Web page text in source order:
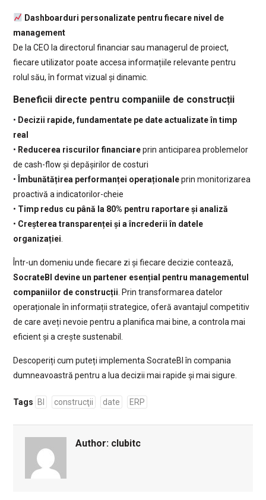
Dashboarduri personalizate pentru fiecare nivel de
management
De la CEO la directorul financiar sau managerul de proiect,
fiecare utilizator poate accesa informațiile relevante pentru
rolul său, în format vizual și dinamic.
Beneficii directe pentru companiile de construcții
• Decizii rapide, fundamentate pe date actualizate în timp
real
• Reducerea riscurilor financiareprin anticiparea problemelor
de cash-flow și depășirilor de costuri
• Îmbunătățirea performanței operaționaleprin monitorizarea
proactivă a indicatorilor-cheie
• Timp redus cu până la 80% pentru raportare și analiză
• Creșterea transparenței și a încrederii în datele
organizației
Într-un domeniu unde fiecare zi și fiecare decizie contează,
SocrateBI devine un partener esențial pentru managementul
companiilor de construcții . Prin transformarea datelor
operaționale în informații strategice, oferă avantajul competitiv
de care aveți nevoie pentru a planifica mai bine, a controla mai
eficient și a crește sustenabil.
Descoperiți cum puteți implementa SocrateBI în compania
dumneavoastră pentru a lua decizii mai rapide și mai sigure.
Tags BI construcţii date ERP
Author: clubitc